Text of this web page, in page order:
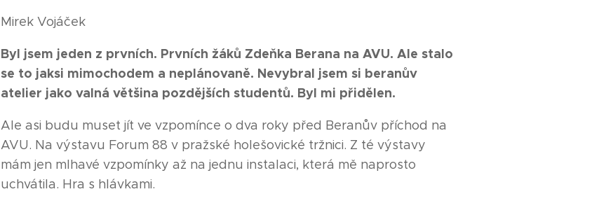
Mirek Vojáček
Byl jsem jeden z prvních. Prvních žáků Zdeňka Berana na AVU. Ale stalo
se to jaksi mimochodem a neplánovaně. Nevybral jsem si beranův
atelier jako valná většina pozdějších studentů. Byl mi přidělen.
Ale asi budu muset jít ve vzpomínce o dva roky před Beranův příchod na
AVU. Na výstavu Forum 88 v pražské holešovické tržnici. Z té výstavy
mám jen mlhavé vzpomínky až na jednu instalaci, která mě naprosto
uchvátila. Hra s hlávkami.